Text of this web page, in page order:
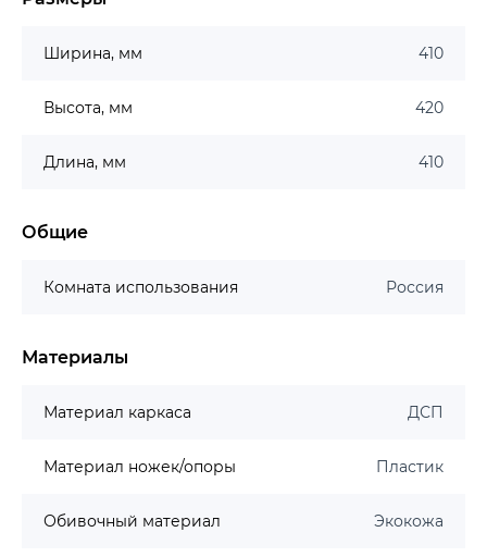
Ширина, мм 410
Высота, мм 420
Длина, мм 410
Общие
Комната использования Россия
Материалы
Материал каркаса ДСП
Материал ножек/опоры Пластик
Обивочный материал Экокожа